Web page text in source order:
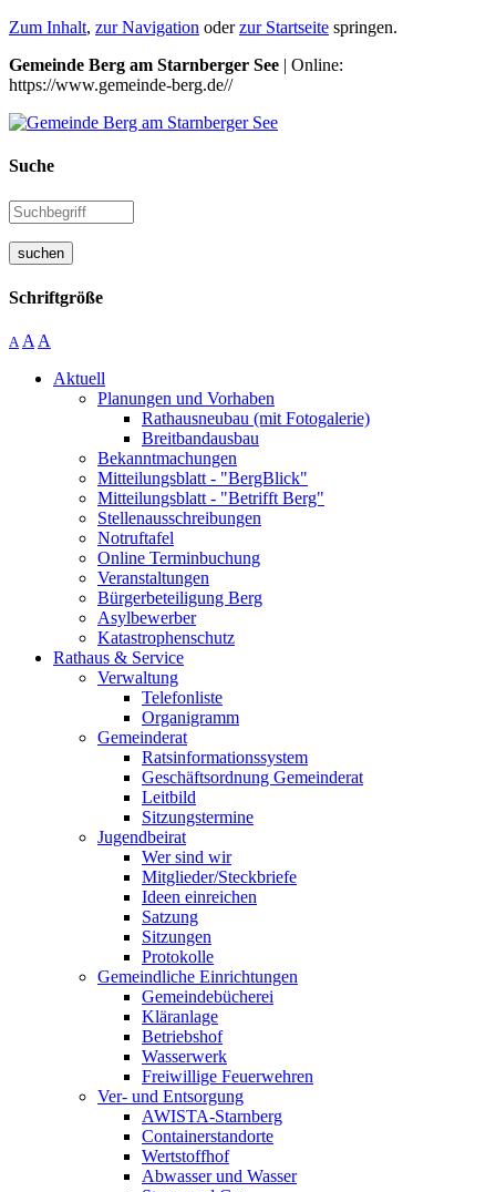
Zum Inhalt, zur Navigation oderzur Startseite springen.
Gemeinde Berg am Starnberger See | Online:
https://www.gemeinde-berg.de//
Suche
suchen
Schriftgröße
A A A
Aktuell
Planungen und Vorhaben
Rathausneubau (mit Fotogalerie)
Breitbandausbau
Bekanntmachungen
Mitteilungsblatt - "BergBlick"
Mitteilungsblatt - "Betrifft Berg"
Stellenausschreibungen
Notruftafel
Online Terminbuchung
Veranstaltungen
Bürgerbeteiligung Berg
Asylbewerber
Katastrophenschutz
Rathaus & Service
Verwaltung
Telefonliste
Organigramm
Gemeinderat
Ratsinformationssystem
Geschäftsordnung Gemeinderat
Leitbild
Sitzungstermine
Jugendbeirat
Wer sind wir
Mitglieder/Steckbriefe
Ideen einreichen
Satzung
Sitzungen
Protokolle
Gemeindliche Einrichtungen
Gemeindebücherei
Kläranlage
Betriebshof
Wasserwerk
Freiwillige Feuerwehren
Ver- und Entsorgung
AWISTA-Starnberg
Containerstandorte
Wertstoffhof
Abwasser und Wasser